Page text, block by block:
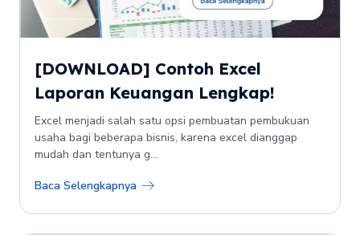
[DOWNLOAD] Contoh Excel
Laporan Keuangan Lengkap!
Excel menjadi salah satu opsi pembuatan pembukuan
usaha bagi beberapa bisnis, karena excel dianggap
mudah dan tentunya g...
Baca Selengkapnya